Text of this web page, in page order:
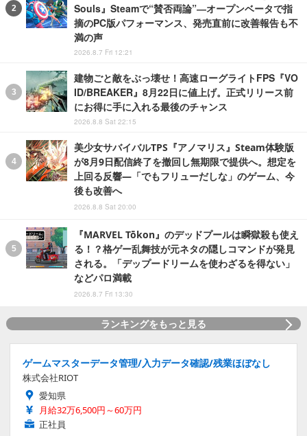
Souls』Steamで“賛否両論”―オープンベータで指
摘のPC版パフォーマンス、発売直前に改善報告も不
満の声
2026.8.7 Fri 12:21
建物ごと敵をぶっ壊せ！高速ローグライトFPS『VO
ID/BREAKER』8月22日に値上げ。正式リリース前
にお得に手に入れる最後のチャンス
2026.8.8 Sat 22:15
美少女サバイバルTPS『アノマリス』Steam体験版
が8月9日配信終了を撤回し無期限で提供へ。想定を
上回る反響―「でもフリューだしな」のゲーム、今
後も改善へ
2026.8.8 Sat 20:00
『MARVEL Tōkon』のデッドプールは瞬獄殺も使え
る！？格ゲー乱舞技が元ネタの隠しコマンドが発見
される。「デップードリームを使わざるを得ない」
などパロ満載
2026.8.7 Fri 13:30
ランキングをもっと見る
ゲームマスターデータ管理/入力データ確認/残業ほぼなし
株式会社RIOT
愛知県
月給32万6,500円～60万円
正社員